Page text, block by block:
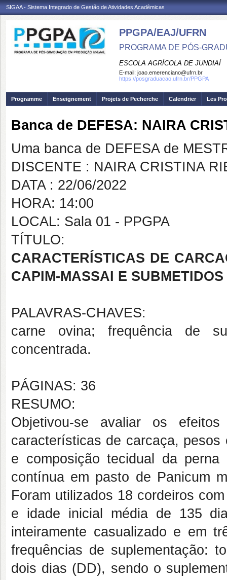
SIGAA - Sistema Integrado de Gestão de Atividades Acadêmicas
PPGPA/EAJ/UFRN
PROGRAMA DE PÓS-
ESCOLA AGRÍCOLA DE JUNDIAÍ
E-mail: joao.emerenciano@ufrn.br
https://posgraduacao.ufrn.br/PPGPA
Programme Enseignement Projets de Pecherche Calendrier Les
Banca de DEFESA: NAIRA
Uma banca de DEFESA de
DISCENTE : NAIRA CRISTINA
DATA : 22/06/2022
HORA: 14:00
LOCAL: Sala 01 - PPGPA
TÍTULO:
CARACTERÍSTICAS DE
CAPIM-MASSAI E
PALAVRAS-CHAVES:
carne ovina; frequência de
concentrada.
PÁGINAS: 36
RESUMO:
Objetivou-se avaliar os
características de carcaça,
e composição tecidual da
contínua em pasto de Panicum
Foram utilizados 18 cordeiros
e idade inicial média de 135
inteiramente casualizado e em
frequências de suplementação:
dois dias (DD), sendo o